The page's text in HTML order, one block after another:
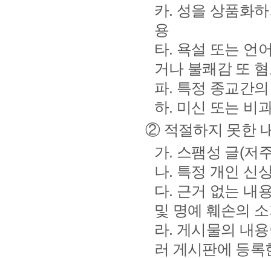
카. 성을 상품화
용
타. 욕설 또는 언
거나 불쾌감 또
파. 특정 종교간
하. 미신 또는 비
② 적절하지 못한
가. 스팸성 글(저
나. 특정 개인 신
다. 근거 없는 내
및 명예 훼손의
라. 게시물의 내
러 게시판에 등록